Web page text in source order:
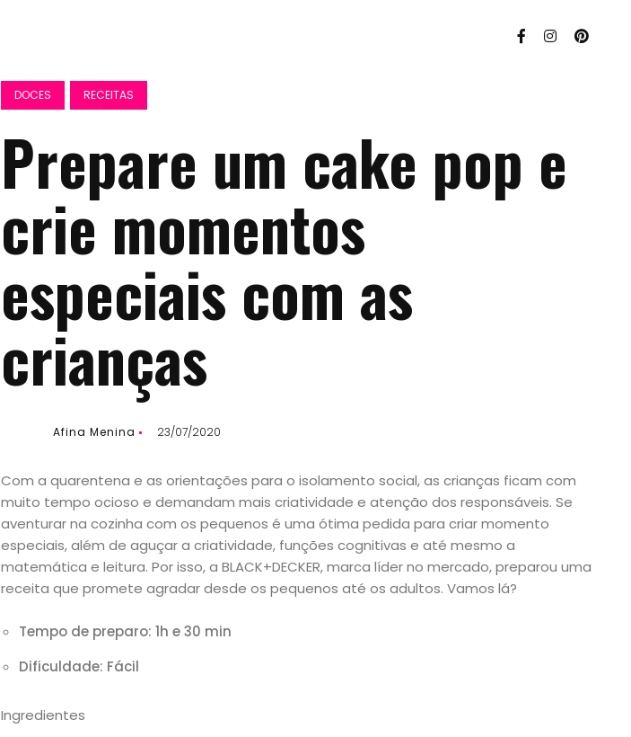
DOCES RECEITAS
Prepare um cake pop e
crie momentos
especiais com as
crianças
Afina Menina 23/07/2020
Com a quarentena e as orientações para o isolamento social, as crianças ficam com
muito tempo ocioso e demandam mais criatividade e atenção dos responsáveis. Se
aventurar na cozinha com os pequenos é uma ótima pedida para criar momento
especiais, além de aguçar a criatividade, funções cognitivas e até mesmo a
matemática e leitura. Por isso, a BLACK+DECKER, marca líder no mercado, preparou uma
receita que promete agradar desde os pequenos até os adultos. Vamos lá?
Tempo de preparo: 1h e 30 min
Dificuldade: Fácil
Ingredientes